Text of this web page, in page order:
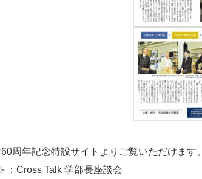
周年記念特設サイトよりご覧いただけます。
： Cross Talk 学部長座談会